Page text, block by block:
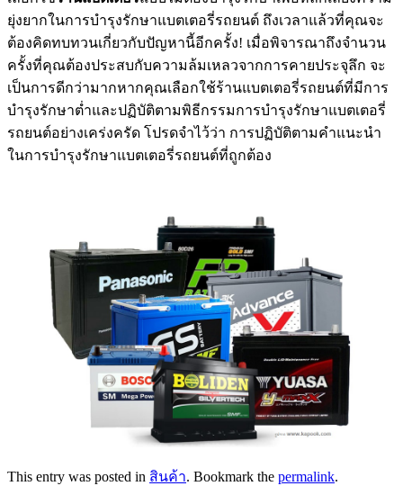
ยุ่งยากในการบำรุงรักษาแบตเตอรี่รถยนต์ ถึงเวลาแล้วที่คุณจะ
ต้องคิดทบทวนเกี่ยวกับปัญหานี้อีกครั้ง! เมื่อพิจารณาถึงจำนวน
ครั้งที่คุณต้องประสบกับความล้มเหลวจากการคายประจุลึก จะ
เป็นการดีกว่ามากหากคุณเลือกใช้ร้านแบตเตอรี่รถยนต์ที่มีการ
บำรุงรักษาต่ำและปฏิบัติตามพิธีกรรมการบำรุงรักษาแบตเตอรี่
รถยนต์อย่างเคร่งครัด โปรดจำไว้ว่า การปฏิบัติตามคำแนะนำ
ในการบำรุงรักษาแบตเตอรี่รถยนต์ที่ถูกต้อง
This entry was posted in สินค้า. Bookmark the permalink.